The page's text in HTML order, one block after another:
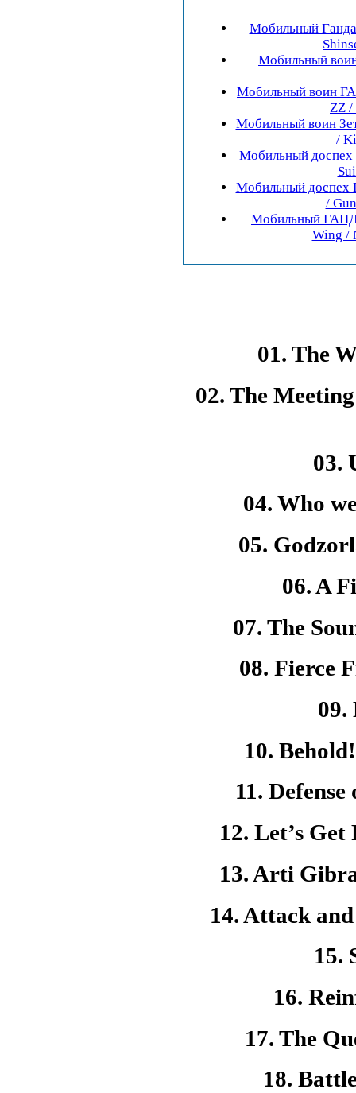
Мобильный
Мобильный
Мобильный воин
ZZ /
Мобильный воин
/
Мобильный доспех
Мобильный доспех
/
Мобильный
Wing /
01. The
02. The
03.
04. Who
05.
06. A
07. The
08. Fierce
09.
10.
11.
12. Let’s
13. Arti
14. Attack
15.
16.
17. The
18.